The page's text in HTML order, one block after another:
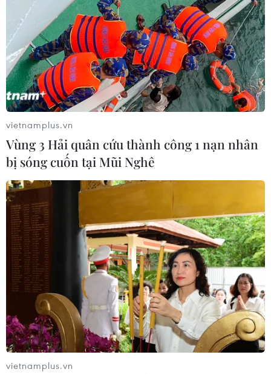
vietnamplus.vn
Vùng 3 Hải quân cứu thành công 1 nạn nhân
bị sóng cuốn tại Mũi Nghê
vietnamplus.vn